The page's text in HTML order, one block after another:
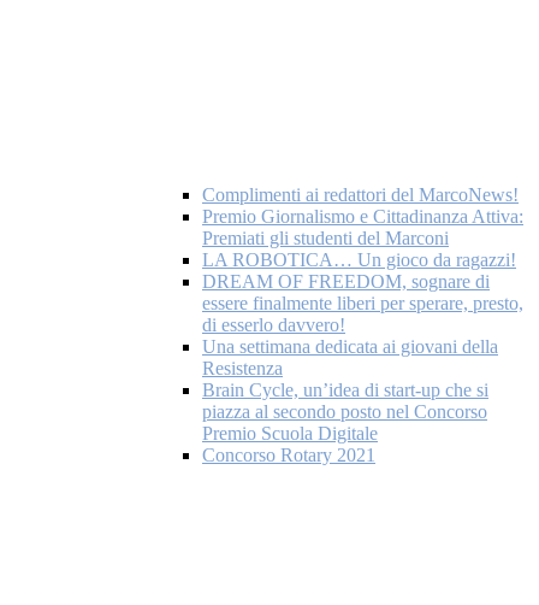
Complimenti ai redattori del MarcoNews!
Premio Giornalismo e Cittadinanza Attiva:
Premiati gli studenti del Marconi
LA ROBOTICA… Un gioco da ragazzi!
DREAM OF FREEDOM, sognare di
essere finalmente liberi per sperare, presto,
di esserlo davvero!
Una settimana dedicata ai giovani della
Resistenza
Brain Cycle, un’idea di start-up che si
piazza al secondo posto nel Concorso
Premio Scuola Digitale
Concorso Rotary 2021